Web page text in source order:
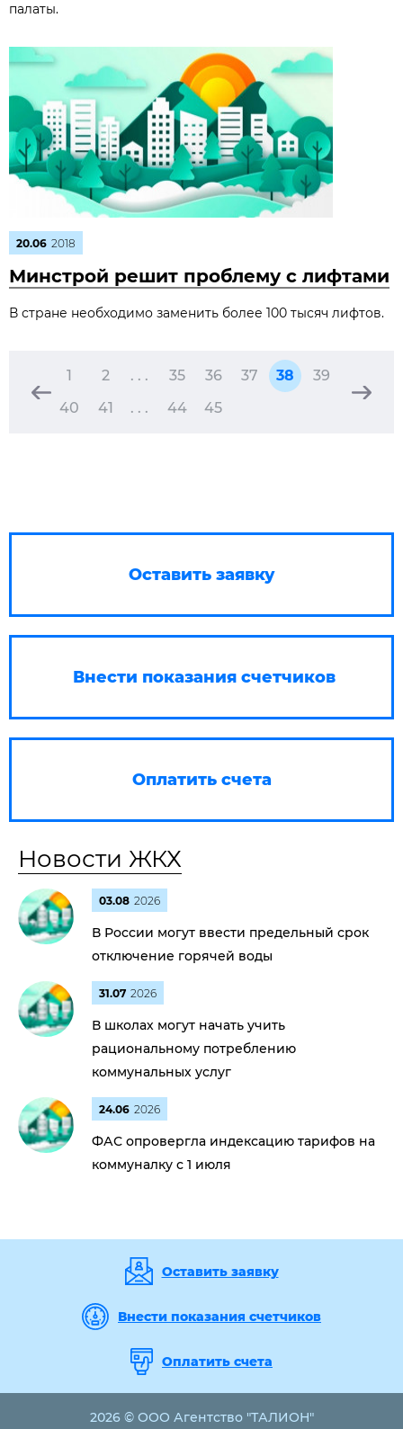
палаты.
20.06 2018
Минстрой решит проблему с лифтами
В стране необходимо заменить более 100 тысяч лифтов.
1 2 . . . 35 36 37 38
39
40
41 . . . 44 45
Оставить заявку
Внести показания счетчиков
Оплатить счета
Новости ЖКХ
03.08 2026
В России могут ввести предельный срок
отключение горячей воды
31.07 2026
В школах могут начать учить
рациональному потреблению
коммунальных услуг
24.06 2026
ФАС опровергла индексацию тарифов на
коммуналку с 1 июля
Оставить заявку
Внести показания счетчиков
Оплатить счета
2026 © ООО Агентство "ТАЛИОН"